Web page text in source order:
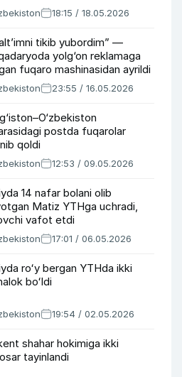
18:15 / 18.05.2026
tikib yubordim” —
yolg‘on reklamaga
fuqaro mashinasidan ayrildi
23:55 / 16.05.2026
postda fuqarolar
qoldi
12:53 / 09.05.2026
14 nafar bolani olib
Matiz YTHga uchradi,
vafot etdi
17:01 / 06.05.2026
roʻy bergan YTHda ikki
boʻldi
19:54 / 02.05.2026
shahar hokimiga ikki
tayinlandi